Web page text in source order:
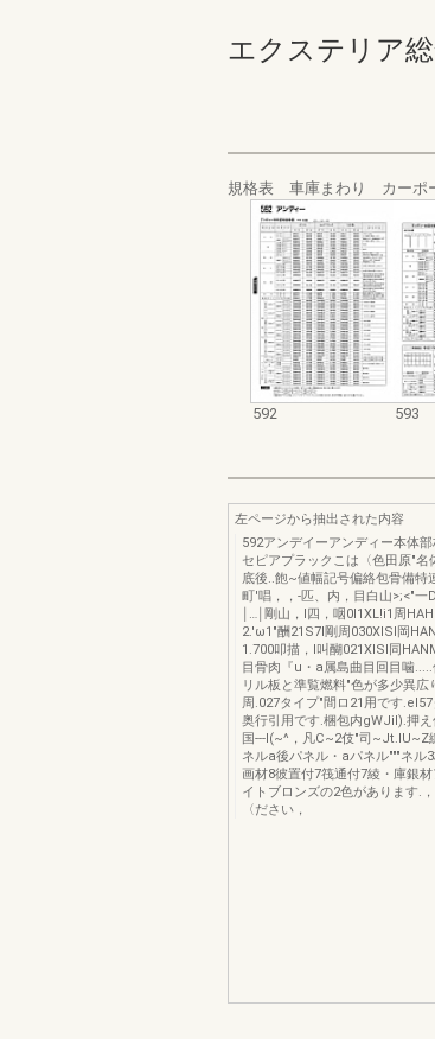
エクステリア
規格表 車庫まわり カーポ
592 593
左ページから抽出された内容
592アンデイーアンディー本体
セピアプラックこは〈色田原"名
底後..飽~値幅記号偏絡包骨備特
町'唱，，-匹、内，目白山>;<"一
￨…￨剛山，I四，咽0l1XL!i1周
2.'ω1"酬21S7I剛周030XlSI岡
1.700叩描，I叫醐021XlSI同
目骨肉『u・a属島曲目回目噛
リル板と準覧燃料"色が多少異
周.027タイプ"間ロ21用です
奥行引用です.梱包内gWJil).押
国---I(~^，凡C~2伎"司~Jt.IU~Z
ネルa後パネル・aパネル"""ネル
画材8彼置付7筏通付7綾・庫銀
イトブロンズの2色があります.
〈ださい，